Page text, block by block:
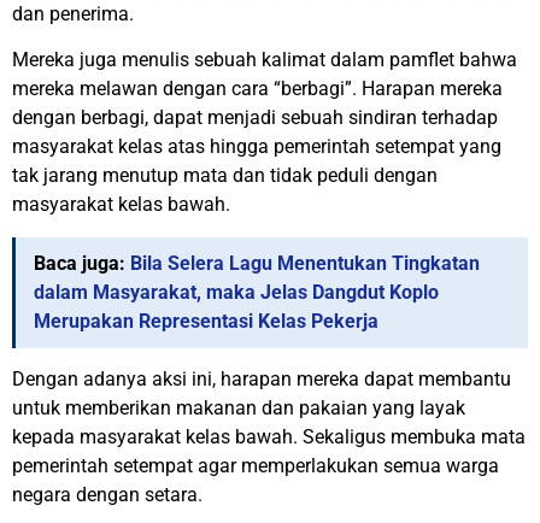
dan penerima.
Mereka juga menulis sebuah kalimat dalam pamflet bahwa
mereka melawan dengan cara “berbagi”. Harapan mereka
dengan berbagi, dapat menjadi sebuah sindiran terhadap
masyarakat kelas atas hingga pemerintah setempat yang
tak jarang menutup mata dan tidak peduli dengan
masyarakat kelas bawah.
Baca juga: Bila Selera Lagu Menentukan Tingkatan
dalam Masyarakat, maka Jelas Dangdut Koplo
Merupakan Representasi Kelas Pekerja
Dengan adanya aksi ini, harapan mereka dapat membantu
untuk memberikan makanan dan pakaian yang layak
kepada masyarakat kelas bawah. Sekaligus membuka mata
pemerintah setempat agar memperlakukan semua warga
negara dengan setara.